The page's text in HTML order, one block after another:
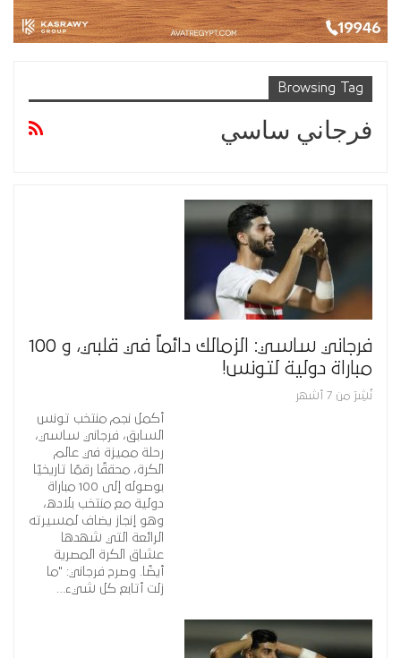
Browsing Tag
فرجاني ساسي
فرجاني ساسي: الزمالك دائماً في قلبي، و 100
مباراة دولية لتونس!
نُشِرَ من 7 أشهر
أكمل نجم منتخب تونس
السابق، فرجاني ساسي،
رحلة مميزة في عالم
الكرة، محققًا رقمًا تاريخيًا
بوصوله إلى 100 مباراة
دولية مع منتخب بلاده،
وهو إنجاز يضاف لمسيرته
الرائعة التي شهدها
عشاق الكرة المصرية
أيضًا. وصرح فرجاني: "ما
زلت أتابع كل شيء…